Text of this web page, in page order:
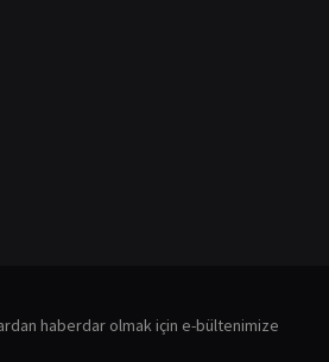
haberdar olmak için e-bültenimize